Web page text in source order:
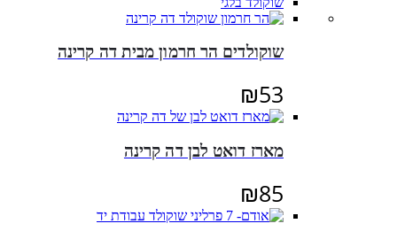
שוקולדים הר חרמון מבית דה קרינה
₪53
מארז דואט לבן דה קרינה
₪85